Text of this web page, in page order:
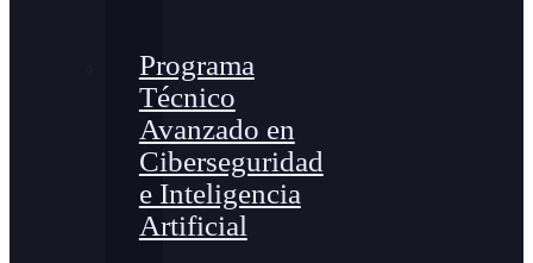
Programa
Técnico
Avanzado en
Ciberseguridad
e Inteligencia
Artificial